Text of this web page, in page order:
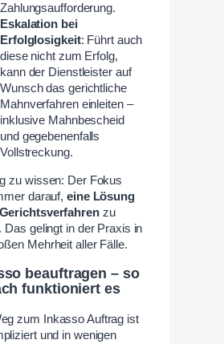
Zahlungsaufforderung.
Eskalation bei
Erfolglosigkeit: Führt auch
diese nicht zum Erfolg,
kann der Dienstleister auf
Wunsch das gerichtliche
Mahnverfahren einleiten –
inklusive Mahnbescheid
und gegebenenfalls
Vollstreckung.
zu wissen: Der Fokus
darauf,eine Lösung
zu
Das gelingt in der Praxis in
Mehrheit aller Fälle.
beauftragen – so
funktioniert es
zum Inkasso Auftrag ist
und in wenigen